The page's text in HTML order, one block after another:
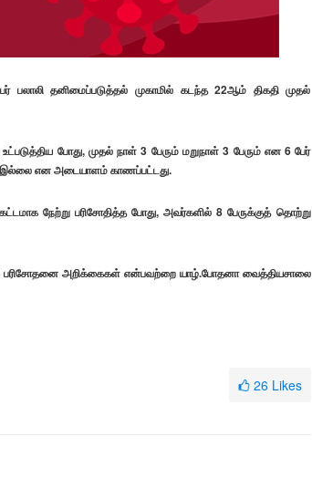
தனிமைப்படுத்தல் முகாமில் கடந்த 22ஆம் திகதி முதல்
போது, முதல் நாள் 3 பேரும் மறுநாள் 3 பேரும் என 6 பேர்
என அடையாளம் காணப்பட்டது.
நேற்று பரிசோதித்த போது, அவர்களில் 8 பேருக்குத் தொற்று
பரிசோதனை அறிக்கைகள் என்பவற்றை யாழ்.போதனா வைத்தியசாலை
26 Likes